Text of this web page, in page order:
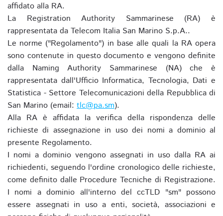
affidato alla RA.
La Registration Authority Sammarinese (RA) è
rappresentata da Telecom Italia San Marino S.p.A..
Le norme ("Regolamento") in base alle quali la RA opera
sono contenute in questo documento e vengono definite
dalla Naming Authority Sammarinese (NA) che è
rappresentata dall'Ufficio Informatica, Tecnologia, Dati e
Statistica - Settore Telecomunicazioni della Repubblica di
San Marino (email: tlc@pa.sm).
Alla RA è affidata la verifica della rispondenza delle
richieste di assegnazione in uso dei nomi a dominio al
presente Regolamento.
I nomi a dominio vengono assegnati in uso dalla RA ai
richiedenti, seguendo l'ordine cronologico delle richieste,
come definito dalle Procedure Tecniche di Registrazione.
I nomi a dominio all'interno del ccTLD "sm" possono
essere assegnati in uso a enti, società, associazioni e